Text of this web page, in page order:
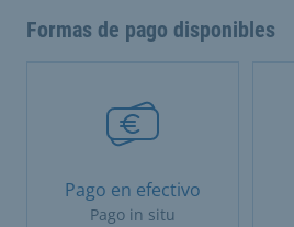
Formas de pago disponibles
Pago en efectivo
Pago in situ